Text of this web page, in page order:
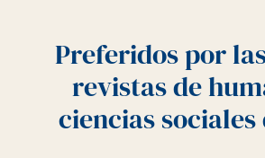
Preferidos por
revistas de
ciencias